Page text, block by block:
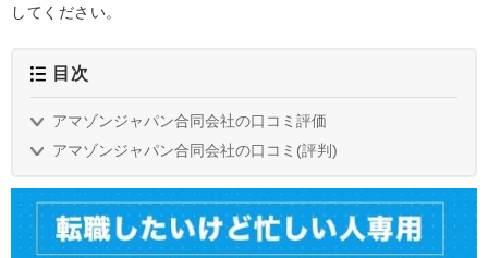
してください。
目次
アマゾンジャパン合同会社の口コミ評価
アマゾンジャパン合同会社の口コミ(評判)